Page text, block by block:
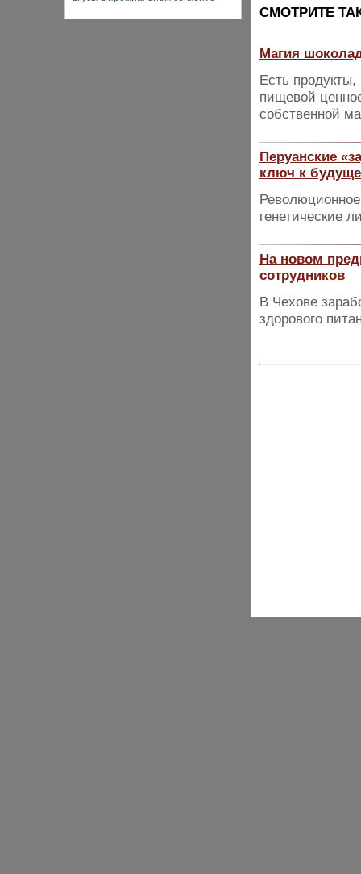
CМОТРИТЕ
Магия
Есть
пищевой
собственной
Перуанские
ключ к
генетические
На новом
сотрудников
В Чехове
здорового